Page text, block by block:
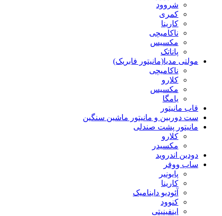
شروود
کمری
کارینا
ناکامیچی
مکسیس
پاناتک
مولتی مدیا(مانیتور فابریک)
ناکامیچی
کلارو
مکسیس
یامگا
قاب مانیتور
ست دوربین و مانیتور ماشین سنگین
مانیتور پشت صندلی
کلارو
مکسیدر
دودین اندروید
ساب ووفر
پایونیر
کارینا
آئودیو داینامیک
کنوود
اینفینیتی